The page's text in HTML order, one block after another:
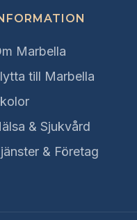
Marbella
till Marbella
& Sjukvård
& Företag